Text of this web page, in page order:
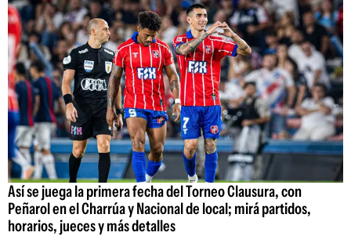
Así se juega la primera fecha del Torneo Clausura, con
Peñarol en el Charrúa y Nacional de local; mirá partidos,
horarios, jueces y más detalles